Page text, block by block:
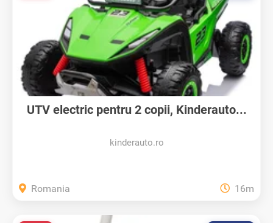
UTV electric pentru 2 copii, Kinderauto...
kinderauto.ro
Romania 16m